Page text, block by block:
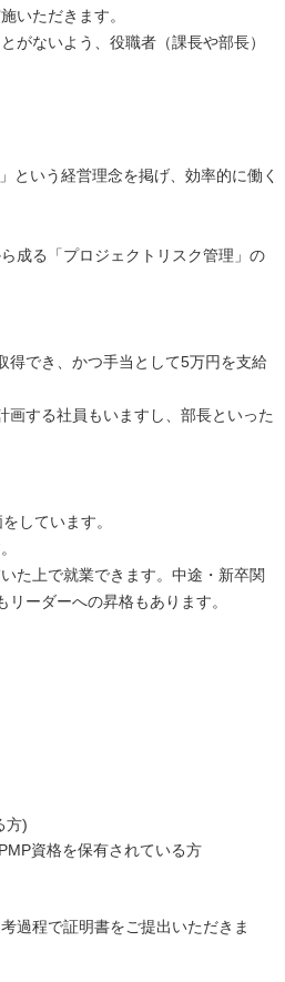
いただきます。
がないよう、役職者（課長や部長）
という経営理念を掲げ、効率的に働く
成る「プロジェクトリスク管理」の
得でき、かつ手当として5万円を支給
する社員もいますし、部長といった
しています。
た上で就業できます。中途・新卒関
ーダーへの昇格もあります。
方)
資格を保有されている方
過程で証明書をご提出いただきま